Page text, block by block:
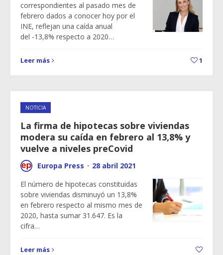
correspondientes al pasado mes de
febrero dados a conocer hoy por el
INE, reflejan una caída anual
del -13,8% respecto a 2020…
Leer más 1
NOTICIA
La firma de hipotecas sobre viviendas
modera su caída en febrero al 13,8% y
vuelve a niveles preCovid
Europa Press · 28 abril 2021
El número de hipotecas constituidas
sobre viviendas disminuyó un 13,8%
en febrero respecto al mismo mes de
2020, hasta sumar 31.647. Es la
cifra…
Leer más